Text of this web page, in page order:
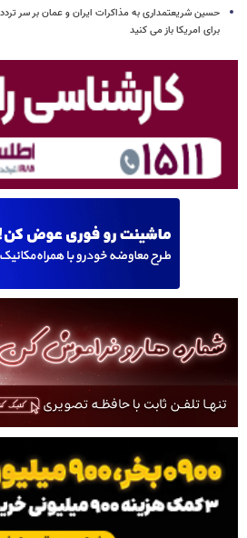
حسین شریعتمداری به مذاکرات ایران و عمان بر سر تردد
برای امریکا باز می کنید